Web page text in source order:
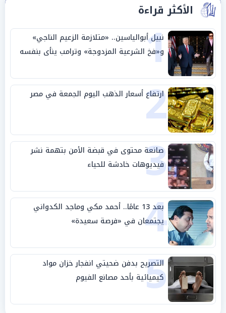
الأكثر قراءة
1
نبيل أبوالياسين.. «متلازمة الزعيم الناجي»
و«فخ الشرعية المزدوجة» وترامب ينأى بنفسه
وحليفه في «ميتم استراتيجي»
2
ارتفاع أسعار الذهب اليوم الجمعة في مصر
3
صانعة محتوى في قبضة الأمن بتهمة نشر
فيديوهات خادشة للحياء
4 بعد 13 عامًا.. أحمد مكي وماجد الكدواني
يجتمعان في «فرصة سعيدة»
5
التصريح بدفن ضحيتي انفجار خزان مواد
كيميائية بأحد مصانع الفيوم